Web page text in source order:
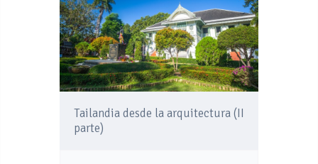
Tailandia desde la arquitectura (II
parte)